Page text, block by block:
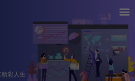
彩人生